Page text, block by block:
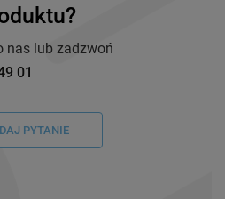
nas lub zadzwoń
01
PYTANIE